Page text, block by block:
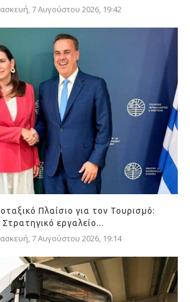
7 Αυγούστου 2026, 19:42
Πλαίσιο για τον Τουρισμό:
Στρατηγικό εργαλείο...
7 Αυγούστου 2026, 19:14